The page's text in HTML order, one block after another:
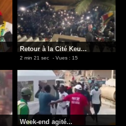
Retour à la Cité Keu...
2 min 21 sec - Vues : 15
Week-end agité...